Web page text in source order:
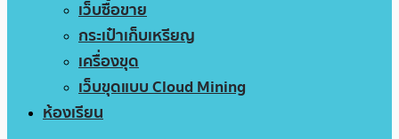
เว็บซื้อขาย
กระเป๋าเก็บเหรียญ
เครื่องขุด
เว็บขุดแบบ Cloud Mining
ห้องเรียน